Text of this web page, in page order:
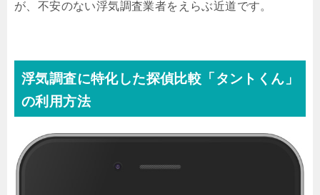
が、不安のない浮気調査業者をえらぶ近道です。
浮気調査に特化した探偵比較「タントくん」
の利用方法